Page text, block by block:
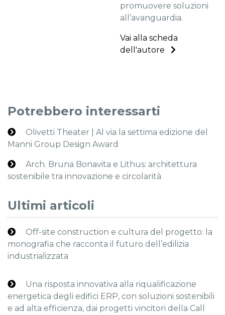
promuovere soluzioni
all’avanguardia.
Vai alla scheda
dell'autore
Potrebbero interessarti
Olivetti Theater | Al via la settima edizione del
Manni Group Design Award
Arch. Bruna Bonavita e Lithus: architettura
sostenibile tra innovazione e circolarità
Ultimi articoli
Off-site construction e cultura del progetto: la
monografia che racconta il futuro dell’edilizia
industrializzata
Una risposta innovativa alla riqualificazione
energetica degli edifici ERP, con soluzioni sostenibili
e ad alta efficienza, dai progetti vincitori della Call